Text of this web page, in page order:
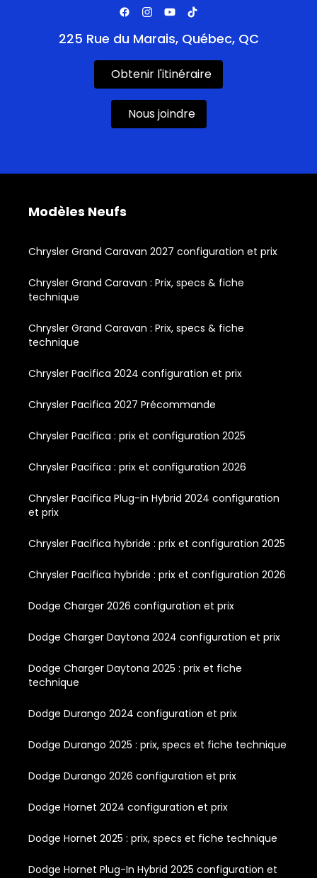
225 Rue du Marais, Québec, QC
Obtenir l'itinéraire
Nous joindre
Modèles Neufs
Chrysler Grand Caravan 2027 configuration et prix
Chrysler Grand Caravan : Prix, specs & fiche
technique
Chrysler Grand Caravan : Prix, specs & fiche
technique
Chrysler Pacifica 2024 configuration et prix
Chrysler Pacifica 2027 Précommande
Chrysler Pacifica : prix et configuration 2025
Chrysler Pacifica : prix et configuration 2026
Chrysler Pacifica Plug-in Hybrid 2024 configuration
et prix
Chrysler Pacifica hybride : prix et configuration 2025
Chrysler Pacifica hybride : prix et configuration 2026
Dodge Charger 2026 configuration et prix
Dodge Charger Daytona 2024 configuration et prix
Dodge Charger Daytona 2025 : prix et fiche
technique
Dodge Durango 2024 configuration et prix
Dodge Durango 2025 : prix, specs et fiche technique
Dodge Durango 2026 configuration et prix
Dodge Hornet 2024 configuration et prix
Dodge Hornet 2025 : prix, specs et fiche technique
Dodge Hornet Plug-In Hybrid 2025 configuration et